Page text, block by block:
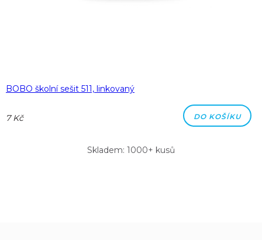
BOBO školní sešit 511, linkovaný
7 Kč DO KOŠÍKU
Skladem: 1000+ kusů